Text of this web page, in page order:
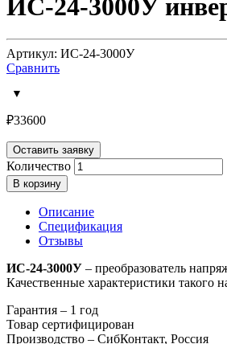
ИС-24-3000У
Артикул: ИС-24-3000У
Сравнить
₽33600
Оставить заявку
Количество
В корзину
Описание
Спецификация
Отзывы
ИС-24-3000У – преобразователь
Качественные характеристики такого
Гарантия – 1 год
Товар сертифицирован
Производство – СибКонтакт, Россия